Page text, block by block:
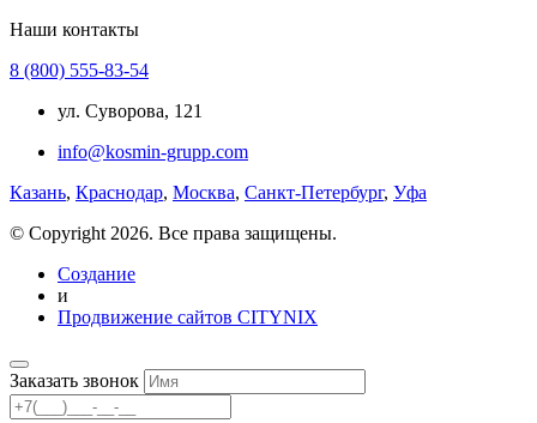
Наши контакты
8 (800) 555-83-54
ул. Суворова, 121
info@kosmin-grupp.com
Казань, Краснодар, Москва, Санкт-Петербург, Уфа
© Copyright 2026. Все права защищены.
Создание
и
Продвижение сайтов CITYNIX
Заказать звонок